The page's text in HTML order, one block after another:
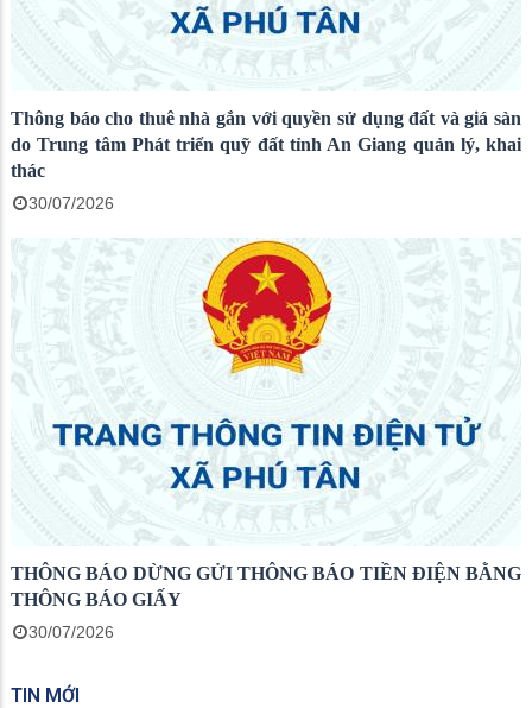
Thông báo cho thuê nhà gắn với quyền sử dụng đất và giá sàn
do Trung tâm Phát triển quỹ đất tỉnh An Giang quản lý, khai
thác
30/07/2026
THÔNG BÁO DỪNG GỬI THÔNG BÁO TIỀN ĐIỆN BẰNG
THÔNG BÁO GIẤY
30/07/2026
TIN MỚI